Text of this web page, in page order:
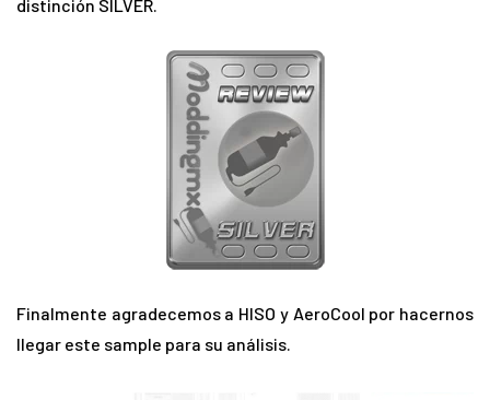
distinción SILVER.
Finalmente agradecemos a HISO y AeroCool por hacernos
llegar este sample para su análisis.